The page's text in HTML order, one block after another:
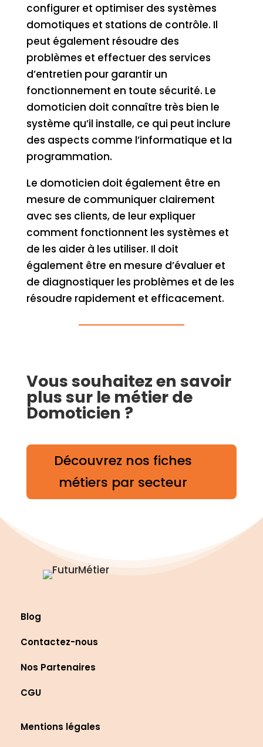
configurer et optimiser des systèmes
domotiques et stations de contrôle. Il
peut également résoudre des
problèmes et effectuer des services
d’entretien pour garantir un
fonctionnement en toute sécurité. Le
domoticien doit connaître très bien le
système qu’il installe, ce qui peut inclure
des aspects comme l’informatique et la
programmation.
Le domoticien doit également être en
mesure de communiquer clairement
avec ses clients, de leur expliquer
comment fonctionnent les systèmes et
de les aider à les utiliser. Il doit
également être en mesure d’évaluer et
de diagnostiquer les problèmes et de les
résoudre rapidement et efficacement.
Vous souhaitez en savoir
plus sur le métier de
Domoticien ?
Découvrez nos fiches
métiers par secteur
Blog
Contactez-nous
Nos Partenaires
CGU
Mentions légales